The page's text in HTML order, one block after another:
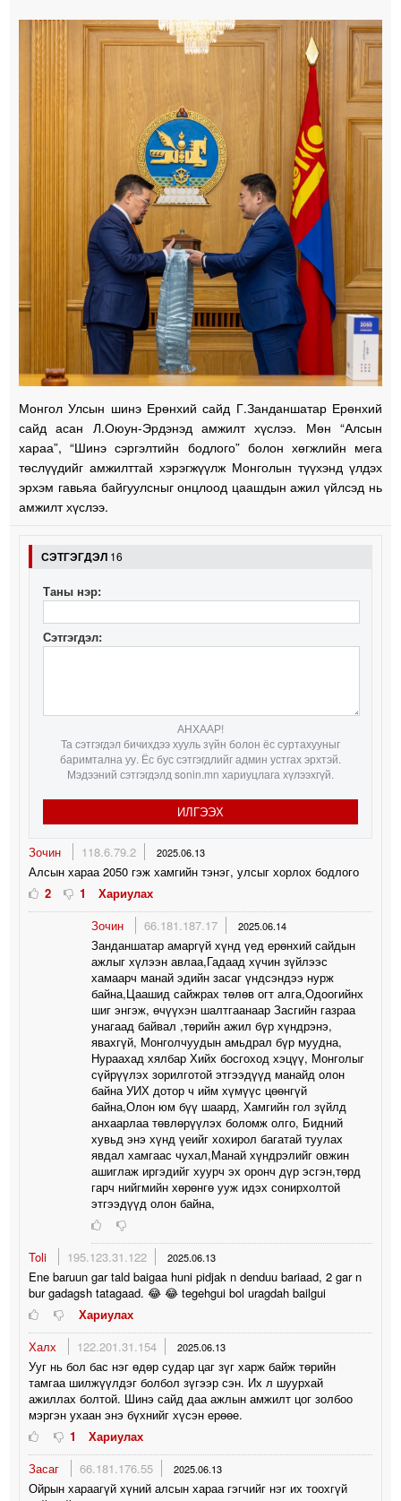
Монгол Улсын шинэ Ерөнхий сайд Г.Занданшатар Ерөнхий
сайд асан Л.Оюун-Эрдэнэд амжилт хүслээ. Мөн “Алсын
хараа”, “Шинэ сэргэлтийн бодлого” болон хөгжлийн мега
төслүүдийг амжилттай хэрэгжүүлж Монголын түүхэнд үлдэх
эрхэм гавьяа байгуулсныг онцлоод цаашдын ажил үйлсэд нь
амжилт хүслээ.
СЭТГЭГДЭЛ 16
Таны нэр:
Сэтгэгдэл:
АНХААР!
Та сэтгэгдэл бичихдээ хууль зүйн болон ёс суртахууныг
баримтална уу. Ёс бус сэтгэгдлийг админ устгах эрхтэй.
Мэдээний сэтгэгдэлд sonin.mn хариуцлага хүлээхгүй.
ИЛГЭЭХ
Зочин 118.6.79.2 2025.06.13
Алсын хараа 2050 гэж хамгийн тэнэг, улсыг хорлох бодлого
2
1
Хариулах
Зочин
66.181.187.17 2025.06.14
Занданшатар амаргүй хүнд үед ерөнхий сайдын
ажлыг хүлээн авлаа,Гадаад хүчин зүйлээс
хамаарч манай эдийн засаг үндсэндээ нурж
байна,Цаашид сайжрах төлөв огт алга,Одоогийнх
шиг энгэж, өчүүхэн шалтгаанаар Засгийн газраа
унагаад байвал ,төрийн ажил бүр хүндрэнэ,
явахгүй, Монголчуудын амьдрал бүр муудна,
Нураахад хялбар Хийх босгоход хэцүү, Монголыг
сүйрүүлэх зорилготой этгээдүүд манайд олон
байна УИХ дотор ч ийм хүмүүс цөөнгүй
байна,Олон юм бүү шаард, Хамгийн гол зүйлд
анхаарлаа төвлөрүүлэх боломж олго, Бидний
хувьд энэ хүнд үеийг хохирол багатай туулах
явдал хамгаас чухал,Манай хүндрэлийг овжин
ашиглаж иргэдийг хуурч эх оронч дүр эсгэн,төрд
гарч нийгмийн хөрөнгө ууж идэх сонирхолтой
этгээдүүд олон байна,
Toli 195.123.31.122 2025.06.13
Ene baruun gar tald baigaa huni pidjak n denduu bariaad, 2 gar n
bur gadagsh tatagaad. 😂 😂 tegehgui bol uragdah bailgui
Хариулах
Халх
122.201.31.154 2025.06.13
Ууг нь бол бас нэг өдөр судар цаг зүг харж байж төрийн
тамгаа шилжүүлдэг болбол зүгээр сэн. Их л шуурхай
ажиллах болтой. Шинэ сайд даа ажлын амжилт цог золбоо
мэргэн ухаан энэ бүхнийг хүсэн ерөөе.
1
Хариулах
Засаг
66.181.176.55 2025.06.13
Ойрын хараагүй хүний алсын хараа гэгчийг нэг их тоохгүй